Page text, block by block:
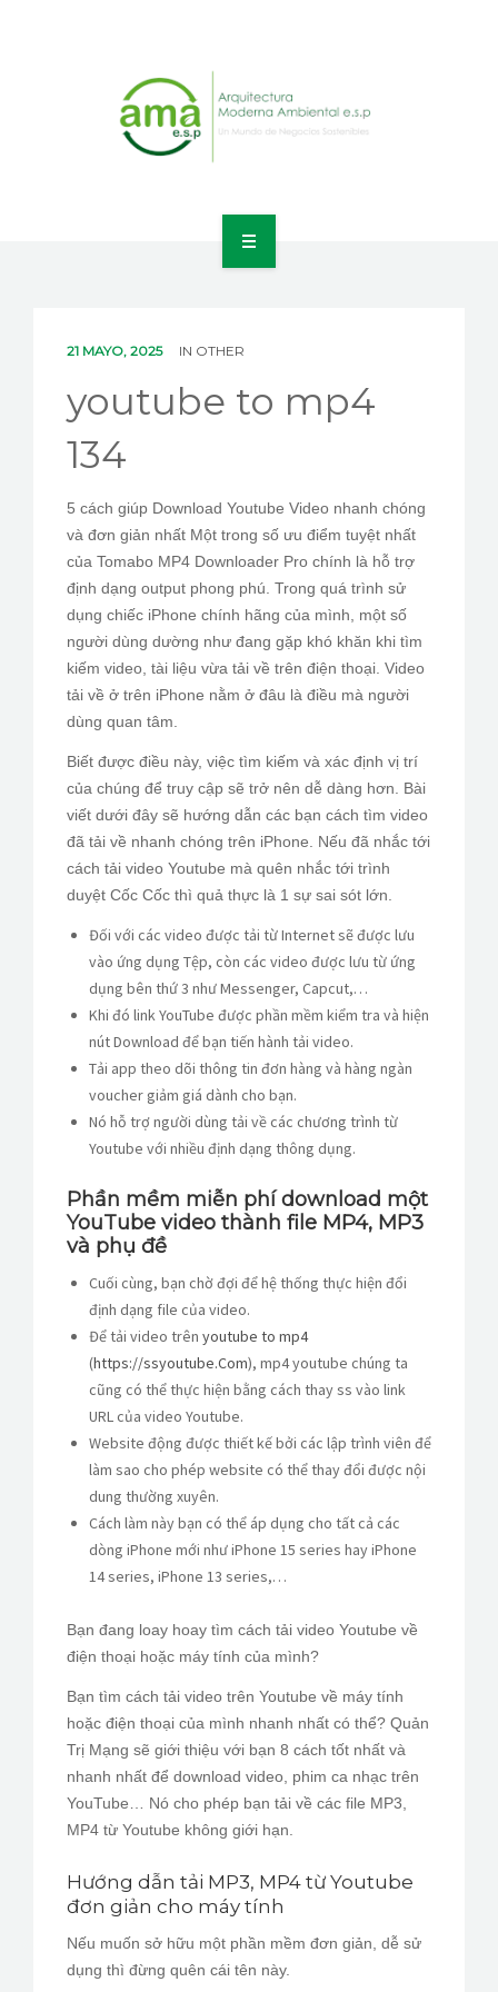
PEDIR CITA
21 MAYO, 2025 IN OTHER
youtube to mp4
134
5 cách giúp Download Youtube Video nhanh chóng
và đơn giản nhất Một trong số ưu điểm tuyệt nhất
của Tomabo MP4 Downloader Pro chính là hỗ trợ
định dạng output phong phú. Trong quá trình sử
dụng chiếc iPhone chính hãng của mình, một số
người dùng dường như đang gặp khó khăn khi tìm
kiếm video, tài liệu vừa tải về trên điện thoại. Video
tải về ở trên iPhone nằm ở đâu là điều mà người
dùng quan tâm.
Biết được điều này, việc tìm kiếm và xác định vị trí
của chúng để truy cập sẽ trở nên dễ dàng hơn. Bài
viết dưới đây sẽ hướng dẫn các bạn cách tìm video
đã tải về nhanh chóng trên iPhone. Nếu đã nhắc tới
cách tải video Youtube mà quên nhắc tới trình
duyệt Cốc Cốc thì quả thực là 1 sự sai sót lớn.
Đối với các video được tải từ Internet sẽ được lưu
vào ứng dụng Tệp, còn các video được lưu từ ứng
dụng bên thứ 3 như Messenger, Capcut,…
Khi đó link YouTube được phần mềm kiểm tra và hiện
nút Download để bạn tiến hành tải video.
Tải app theo dõi thông tin đơn hàng và hàng ngàn
voucher giảm giá dành cho bạn.
Nó hỗ trợ người dùng tải về các chương trình từ
Youtube với nhiều định dạng thông dụng.
Phần mềm miễn phí download một
YouTube video thành file MP4, MP3
và phụ đề
Cuối cùng, bạn chờ đợi để hệ thống thực hiện đổi
định dạng file của video.
Để tải video trên youtube to mp4
(https://ssyoutube.Com), mp4 youtube chúng ta
cũng có thể thực hiện bằng cách thay ss vào link
URL của video Youtube.
Website động được thiết kế bởi các lập trình viên để
làm sao cho phép website có thể thay đổi được nội
dung thường xuyên.
Cách làm này bạn có thể áp dụng cho tất cả các
dòng iPhone mới như iPhone 15 series hay iPhone
14 series, iPhone 13 series,…
Bạn đang loay hoay tìm cách tải video Youtube về
điện thoại hoặc máy tính của mình?
Bạn tìm cách tải video trên Youtube về máy tính
hoặc điện thoại của mình nhanh nhất có thể? Quản
Trị Mạng sẽ giới thiệu với bạn 8 cách tốt nhất và
nhanh nhất để download video, phim ca nhạc trên
YouTube… Nó cho phép bạn tải về các file MP3,
MP4 từ Youtube không giới hạn.
Hướng dẫn tải MP3, MP4 từ Youtube
đơn giản cho máy tính
Nếu muốn sở hữu một phần mềm đơn giản, dễ sử
dụng thì đừng quên cái tên này.